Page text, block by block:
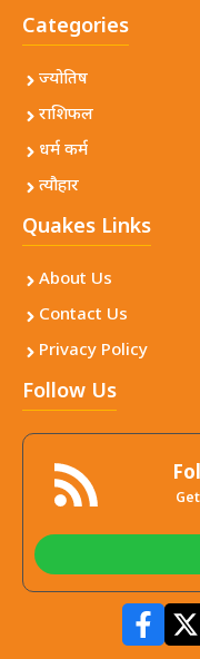
Categories
ज्योतिष
राशिफल
धर्म कर्म
त्यौहार
Quakes Links
About Us
Contact Us
Privacy Policy
Follow Us